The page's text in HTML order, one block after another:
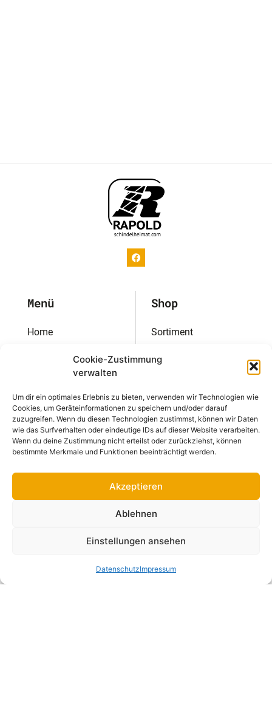
Cookie-Zustimmung
verwalten
Um dir ein optimales Erlebnis zu bieten, verwenden wir Technologien wie
Cookies, um Geräteinformationen zu speichern und/oder darauf
zuzugreifen. Wenn du diesen Technologien zustimmst, können wir Daten
wie das Surfverhalten oder eindeutige IDs auf dieser Website verarbeiten.
Wenn du deine Zustimmung nicht erteilst oder zurückziehst, können
bestimmte Merkmale und Funktionen beeinträchtigt werden.
Akzeptieren
Ablehnen
Einstellungen ansehen
DatenschutzImpressum
Menü
Home
Referenzen
Schindelkatalog
Über uns
Blog
Kontakt
Shop
Sortiment
Aktionen
Soul-of-Wood
Verlegetipps
Blog